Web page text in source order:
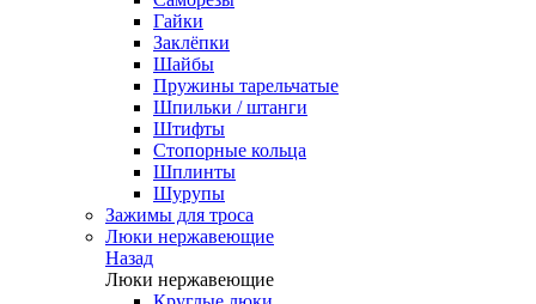
Гайки
Заклёпки
Шайбы
Пружины тарельчатые
Шпильки / штанги
Штифты
Стопорные кольца
Шплинты
Шурупы
Зажимы для троса
Люки нержавеющие
Назад
Люки нержавеющие